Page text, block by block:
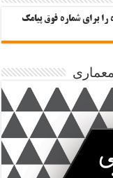
را برای شماره فوق پیامک